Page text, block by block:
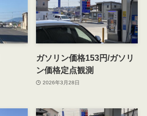
ガソリン価格153円/ガソリ
ン価格定点観測
2026年3月28日